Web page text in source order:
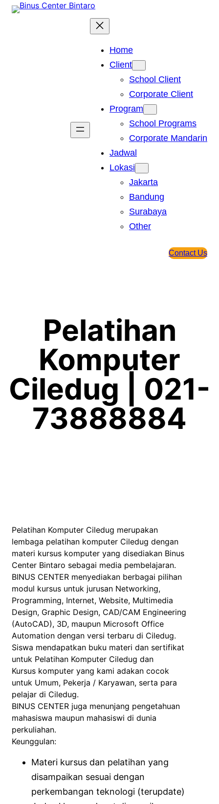
Skip
Home
Client
School Client
Corporate Client
Program
School Programs
Corporate Mandarin
Jadwal
Lokasi
Jakarta
Bandung
Surabaya
Other
Contact Us
Pelatihan
Komputer
Ciledug | 021-
73888884
Pelatihan Komputer Ciledug merupakan
lembaga pelatihan komputer Ciledug dengan
materi kursus komputer yang disediakan Binus
Center Bintaro sebagai media pembelajaran.
BINUS CENTER menyediakan berbagai pilihan
modul kursus untuk jurusan Networking,
Programming, Internet, Website, Multimedia
Design, Graphic Design, CAD/CAM Engineering
(AutoCAD), 3D, maupun Microsoft Office
Automation dengan versi terbaru di Ciledug.
Siswa mendapatkan buku materi dan sertifikat
untuk Pelatihan Komputer Ciledug dan
Kursus komputer yang kami adakan cocok
untuk Umum, Pekerja / Karyawan, serta para
pelajar di Ciledug.
BINUS CENTER juga menunjang pengetahuan
mahasiswa maupun mahasiswi di dunia
perkuliahan.
Keunggulan:
Materi kursus dan pelatihan yang
disampaikan sesuai dengan
perkembangan teknologi (terupdate)